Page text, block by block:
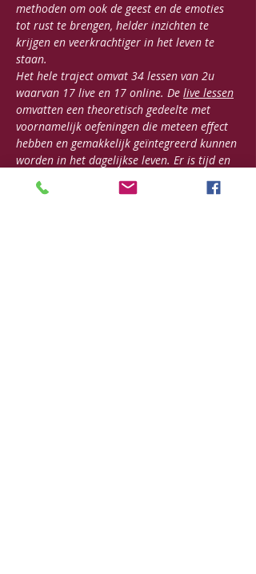
methoden om ook de geest en de emoties
tot rust te brengen, helder inzichten te
krijgen en veerkrachtiger in het leven te
staan.
Het hele traject omvat 34 lessen van 2u
waarvan 17 live en 17 online. De live lessen
omvatten een theoretisch gedeelte met
voornamelijk oefeningen die meteen effect
hebben en gemakkelijk geïntegreerd kunnen
worden in het dagelijkse leven. Er is tijd en
ruimte om ervaringen uit te wisselen en
aandacht te geven aan de persoonlijke